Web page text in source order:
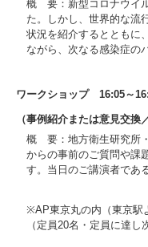
概 要：新型コロナウイ
た。しかし、世界的な流
状況を紹介するとともに
ながら、次なる感染症の
ワークショップ 16:05～
（事例紹介または意見交換
概 要：地方衛生研究所
からの事前のご質問や課
す。当日のご講演者であ
※AP東京丸の内（東京駅
（定員20名・定員に達し